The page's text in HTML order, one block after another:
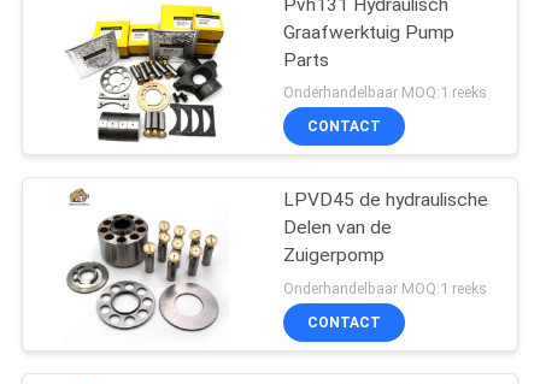
Graafwerktuig Pump
Parts
Onderhandelbaar MOQ:1 reeks
CONTACT
LPVD45 de hydraulische
Delen van de
Zuigerpomp
Onderhandelbaar MOQ:1 reeks
CONTACT